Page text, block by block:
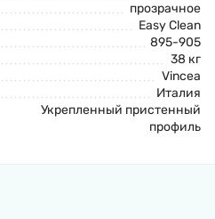
прозрачное
Easy Clean
895-905
38 кг
Vincea
Италия
Укрепленный пристенный
профиль